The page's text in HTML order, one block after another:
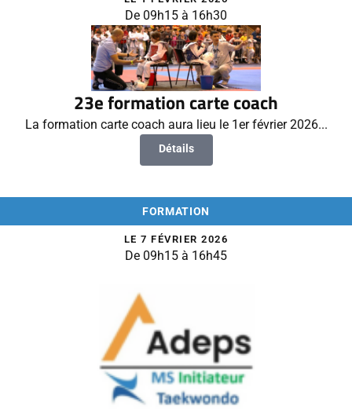
De 09h15 à 16h30
23e formation carte coach
La formation carte coach aura lieu le 1er février 2026...
Détails
FORMATION
LE 7 FÉVRIER 2026
De 09h15 à 16h45